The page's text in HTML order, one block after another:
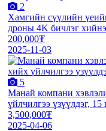
2
Хамгийн сүүлийн
дроны 4K бичлэг хийнэ
200,000₮
2025-11-03
5
Манай компани
үйлчилгээ үзүүлдэг,
3,500,000₮
2025-04-06